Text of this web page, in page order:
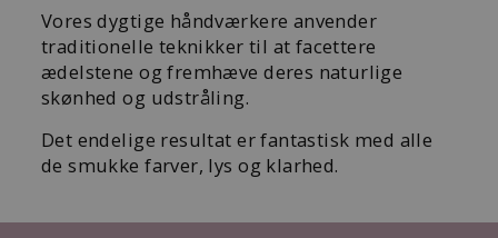
Vores dygtige håndværkere anvender
traditionelle teknikker til at facettere
ædelstene og fremhæve deres naturlige
skønhed og udstråling.
Det endelige resultat er fantastisk med alle
de smukke farver, lys og klarhed.